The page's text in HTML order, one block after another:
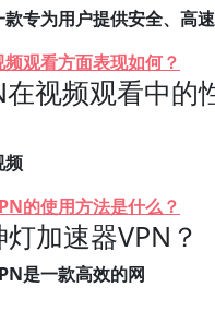
专为用户提供安全、高
观看方面表现如何？
视频观看中的
频
的使用方法是什么？
加速器VPN？
是一款高效的网